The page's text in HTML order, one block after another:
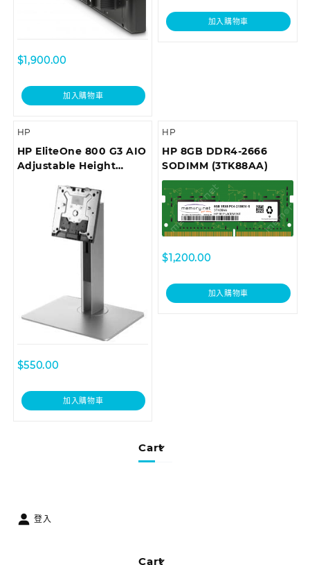
Cart
$1,900.00
加入購物車
加入購物車
HP
HP EliteOne 800 G3 AIO
Adjustable Height
$550.00
加入購物車
HP
HP 8GB DDR4-2666
SODIMM (3TK88AA)
$1,200.00
加入購物車
登入
Cart